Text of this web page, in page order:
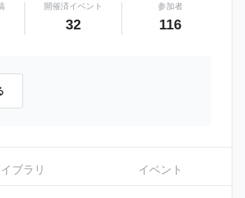
開催済イベント
32
参加者
116
ブラリ イベント